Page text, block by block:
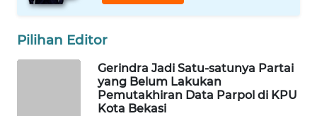
Pilihan Editor
Gerindra Jadi Satu-satunya Partai
yang Belum Lakukan
Pemutakhiran Data Parpol di KPU
Kota Bekasi
WAHANA
DESA
WISATA